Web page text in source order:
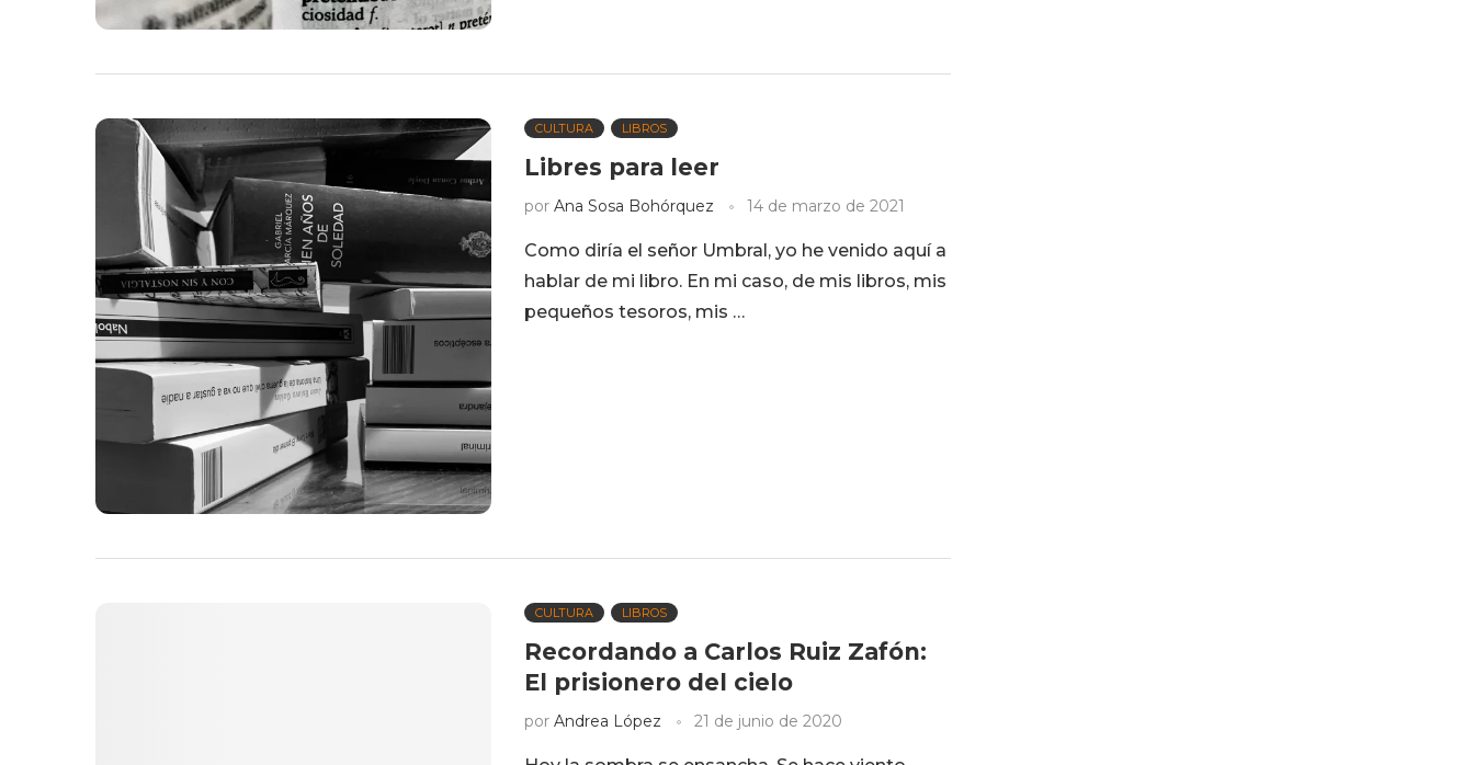
CULTURA LIBROS
Libres para leer
por Ana Sosa Bohórquez 14 de marzo de 2021
Como diría el señor Umbral, yo he venido aquí a
hablar de mi libro. En mi caso, de mis libros, mis
pequeños tesoros, mis …
CULTURA LIBROS
Recordando a Carlos Ruiz Zafón:
El prisionero del cielo
por Andrea López 21 de junio de 2020